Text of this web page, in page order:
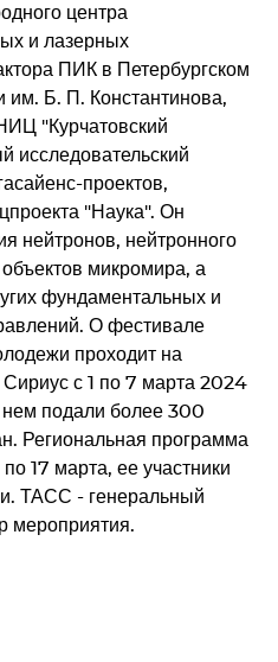
центра
и лазерных
ПИК в Петербургском
им. Б. П. Константинова,
"Курчатовский
исследовательский
проектов,
"Наука". Он
нейтронов, нейтронного
микромира, а
фундаментальных и
О фестивале
проходит на
с 1 по 7 марта 2024
нем подали более 300
Региональная программа
17 марта, ее участники
ТАСС - генеральный
мероприятия.